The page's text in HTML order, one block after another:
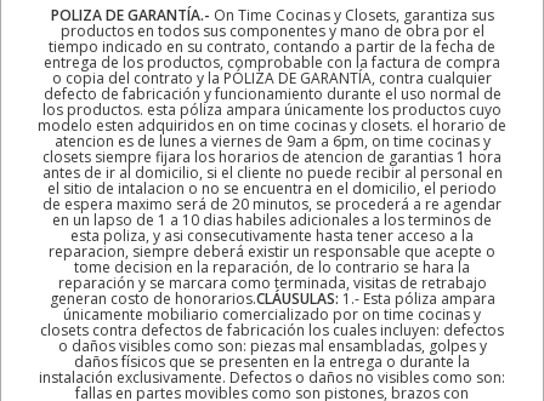
POLIZA DE GARANTÍA.- On Time Cocinas y Closets, garantiza sus
productos en todos sus componentes y mano de obra por el
tiempo indicado en su contrato, contando a partir de la fecha de
entrega de los productos, comprobable con la factura de compra
o copia del contrato y la PÓLIZA DE GARANTÍA, contra cualquier
defecto de fabricación y funcionamiento durante el uso normal de
los productos. esta póliza ampara únicamente los productos cuyo
modelo esten adquiridos en on time cocinas y closets. el horario de
atencion es de lunes a viernes de 9am a 6pm, on time cocinas y
closets siempre fijara los horarios de atencion de garantias 1 hora
antes de ir al domicilio, si el cliente no puede recibir al personal en
el sitio de intalacion o no se encuentra en el domicilio, el periodo
de espera maximo será de 20 minutos, se procederá a re agendar
en un lapso de 1 a 10 dias habiles adicionales a los terminos de
esta poliza, y asi consecutivamente hasta tener acceso a la
reparacion, siempre deberá existir un responsable que acepte o
tome decision en la reparación, de lo contrario se hara la
reparación y se marcara como terminada, visitas de retrabajo
generan costo de honorarios.CLÁUSULAS: 1.- Esta póliza ampara
únicamente mobiliario comercializado por on time cocinas y
closets contra defectos de fabricación los cuales incluyen: defectos
o daños visibles como son: piezas mal ensambladas, golpes y
daños físicos que se presenten en la entrega o durante la
instalación exclusivamente. Defectos o daños no visibles como son:
fallas en partes movibles como son pistones, brazos con